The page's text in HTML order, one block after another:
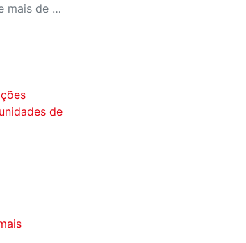
O evento contará com a participação de mais de 1.200 jovens atletas, entre 12 e 17 anos, vindos de diversas regiões de São Paulo
de